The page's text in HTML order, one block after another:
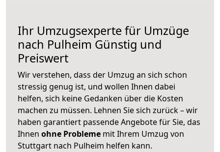
Ihr Umzugsexperte für Umzüge
nach Pulheim Günstig und
Preiswert
Wir verstehen, dass der Umzug an sich schon
stressig genug ist, und wollen Ihnen dabei
helfen, sich keine Gedanken über die Kosten
machen zu müssen. Lehnen Sie sich zurück – wir
haben garantiert passende Angebote für Sie, das
Ihnen ohne Probleme mit Ihrem Umzug von
Stuttgart nach Pulheim helfen kann.